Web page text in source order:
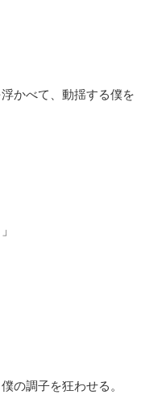
かべて、動揺する僕を
の調子を狂わせる。